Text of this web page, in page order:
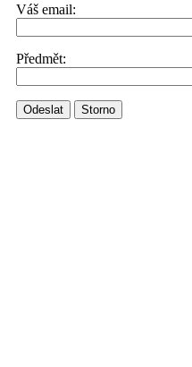
Váš email:
Předmět:
Odeslat Storno